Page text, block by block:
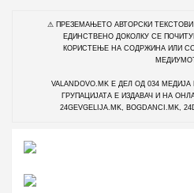
⚠ ПРЕЗЕМАЊЕТО АВТОРСКИ
ЕДИНСТВЕНО ДОКОЛКУ СЕ
КОРИСТЕЊЕ НА СОДРЖИНА ИЛИ
VALANDOVO.MK Е ДЕЛ ОД 034 МЕДИЈА
ГРУПАЦИЈАТА Е ИЗДАВАЧ И НА
24GEVGELIJA.MK, BOGDANCI.MK,